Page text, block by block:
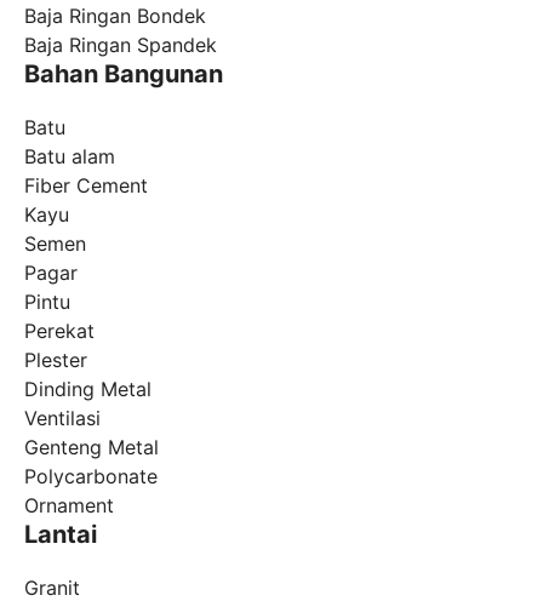
Baja Ringan Bondek
Baja Ringan Spandek
Bahan Bangunan
Batu
Batu alam
Fiber Cement
Kayu
Semen
Pagar
Pintu
Perekat
Plester
Dinding Metal
Ventilasi
Genteng Metal
Polycarbonate
Ornament
Lantai
Granit